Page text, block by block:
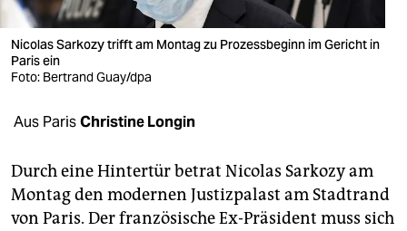
verlag
veranstaltungen
unterstützen
Nicolas Sarkozy trifft am Montag zu Prozessbeginn im Gericht in
Paris ein
Foto: Bertrand Guay/dpa
Aus ParisChristine Longin
Durch eine Hintertür betrat Nicolas Sarkozy am
Montag den modernen Justizpalast am Stadtrand
von Paris. Der französische Ex-Präsident muss sich